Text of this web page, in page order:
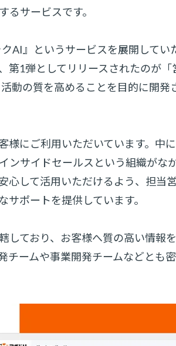
サービスです。
AI』というサービスを展開してい
第1弾としてリリースされたのが「
動の質を高めることを目的に開発
様にご利用いただいています。中
ンサイドセールスという組織がな
心して活用いただけるよう、担当
ポートを提供しています。
しており、お客様へ質の高い情報
チームや事業開発チームなどとも